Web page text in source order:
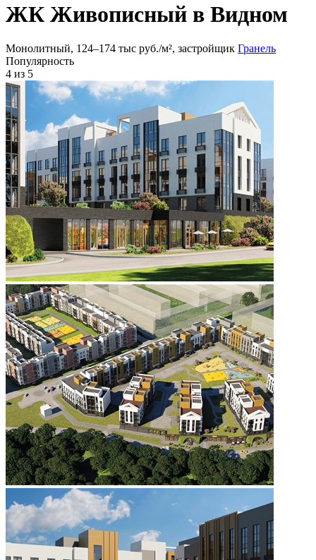
ЖК Живописный в Видном
Монолитный, 124‒174 тыс руб./м², застройщик Гранель
Популярность
4 из 5